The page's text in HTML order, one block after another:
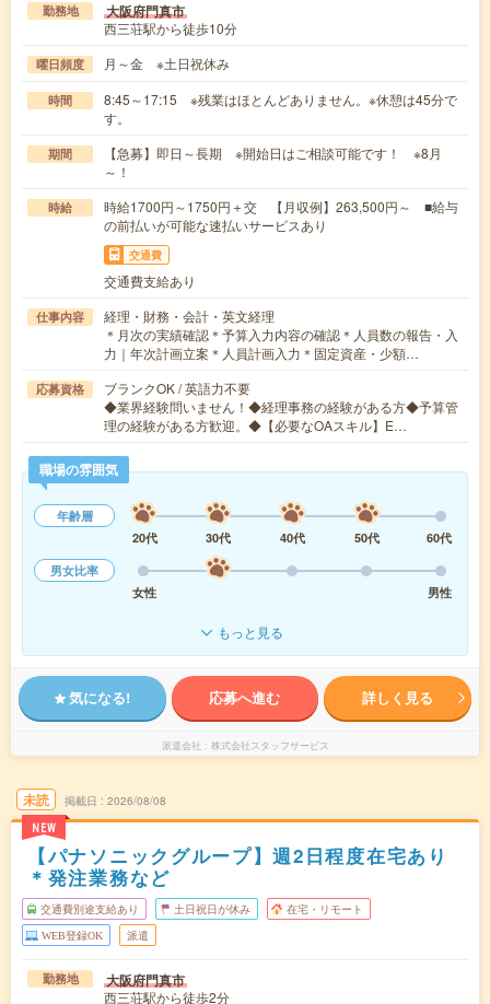
勤務地 大阪府門真市
西三荘駅から徒歩10分
曜日頻度 月～金 ※土日祝休み
時間
8:45～17:15 ※残業はほとんどありません。※休憩は45分で
す。
期間
【急募】即日～長期 ※開始日はご相談可能です！ ※8月
～！
時給
時給1700円～1750円＋交 【月収例】263,500円～ ■給与
の前払いが可能な速払いサービスあり
交通費
交通費支給あり
仕事内容
経理・財務・会計・英文経理
＊月次の実績確認＊予算入力内容の確認＊人員数の報告・入
力｜年次計画立案＊人員計画入力＊固定資産・少額…
応募資格
ブランクOK / 英語力不要
◆業界経験問いません！◆経理事務の経験がある方◆予算管
理の経験がある方歓迎。◆【必要なOAスキル】E…
職場の雰囲気
年齢層
20代
30代 40代 50代
60代
男女比率
女性
男性
もっと見る
気になる! 応募へ進む 詳しく見る
派遣会社 株式会社スタッフサービス
未読
NEW
掲載日 2026/08/08
【パナソニックグループ】週2日程度在宅あり
＊発注業務など
交通費別途支給あり 土日祝日が休み 在宅・リモート
WEB登録OK 派遣
勤務地 大阪府門真市
西三荘駅から徒歩2分